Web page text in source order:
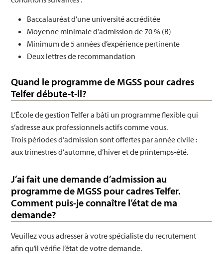
Baccalauréat d’une université accréditée
Moyenne minimale d’admission de 70 % (B)
Minimum de 5 années d’expérience pertinente
Deux lettres de recommandation
Quand le programme de MGSS pour cadres
Telfer débute-t-il?
L’École de gestion Telfer a bâti un programme flexible qui
s’adresse aux professionnels actifs comme vous.
Trois périodes d’admission sont offertes par année civile :
aux trimestres d’automne, d’hiver et de printemps-été.
J’ai fait une demande d’admission au
programme de MGSS pour cadres Telfer.
Comment puis-je connaître l’état de ma
demande?
Veuillez vous adresser à votre spécialiste du recrutement
afin qu’il vérifie l’état de votre demande.